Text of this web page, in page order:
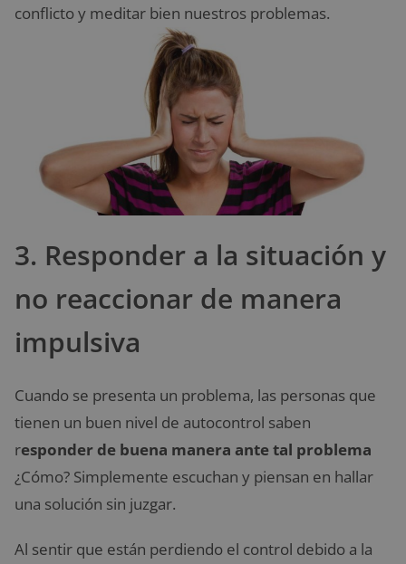
conflicto y meditar bien nuestros problemas.
3. Responder a la situación y
no reaccionar de manera
impulsiva
Cuando se presenta un problema, las personas que
tienen un buen nivel de autocontrol saben
responder de buena manera ante tal problema
¿Cómo? Simplemente escuchan y piensan en hallar
una solución sin juzgar.
Al sentir que están perdiendo el control debido a la